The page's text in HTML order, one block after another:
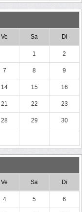
Ve Sa Di
1 2
7 8 9
14 15 16
21 22 23
28 29 30
Ve Sa Di
4 5 6